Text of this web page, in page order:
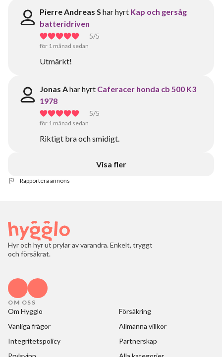
Pierre Andreas S har hyrt Kap och gersåg
batteridriven
5/5
för 1 månad sedan
Utmärkt!
Jonas Ahar hyrt Caferacer honda cb 500 K3
1978
5/5
för 1 månad sedan
Riktigt bra och smidigt.
Visa fler
Rapportera annons
Hyr och hyr ut prylar av varandra. Enkelt, tryggt
och försäkrat.
OM OSS
Om Hygglo
Försäkring
Vanliga frågor
Allmänna villkor
Integritetspolicy
Partnerskap